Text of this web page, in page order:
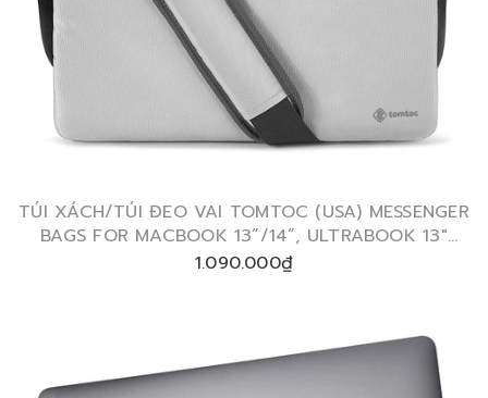
TÚI XÁCH/TÚI ĐEO VAI TOMTOC (USA) MESSENGER
BAGS FOR MACBOOK 13”/14”, ULTRABOOK 13″
A45-C01
1.090.000₫